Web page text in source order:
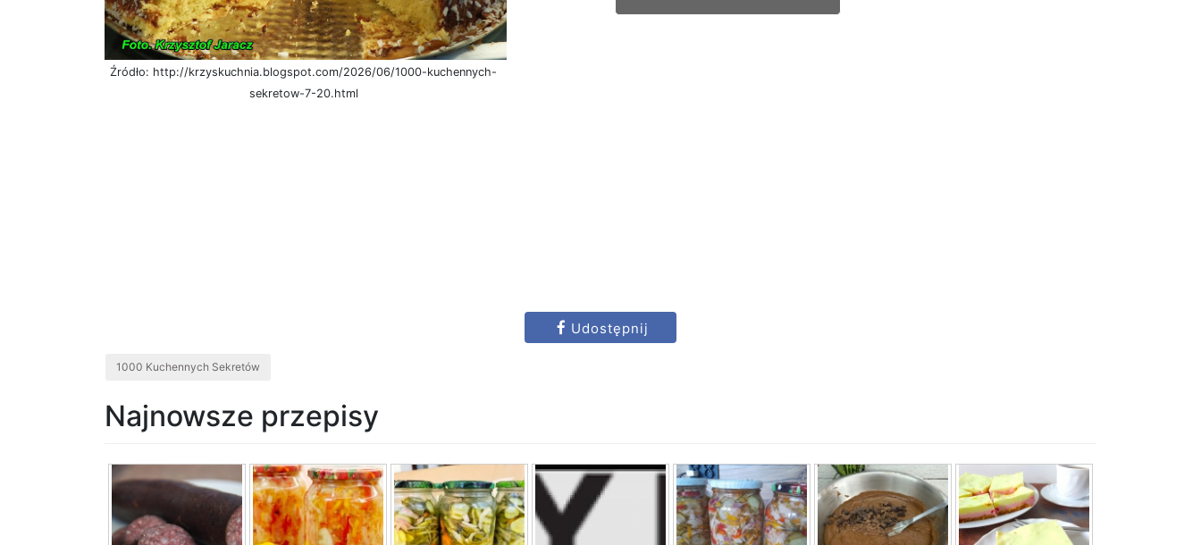
Źródło: http://krzyskuchnia.blogspot.com/2026/06/1000-kuchennych-
sekretow-7-20.html
Udostępnij
1000 Kuchennych Sekretów
Najnowsze przepisy